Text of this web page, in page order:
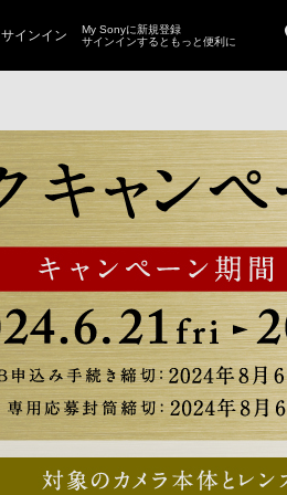
サインイン
My Sonyに新規登録
サインインするともっと便利に